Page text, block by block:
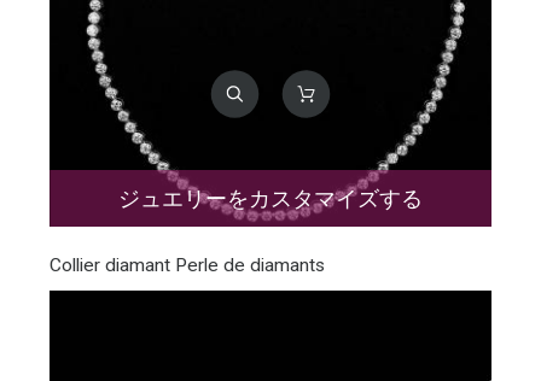
ジュエリーをカスタマイズする
Collier diamant Perle de diamants